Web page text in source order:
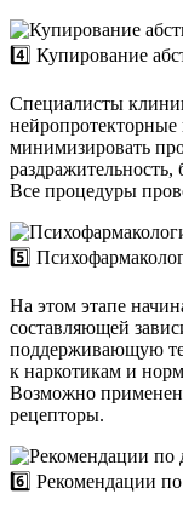
4️⃣ Купирование
Специалисты
минимизировать
Все процедуры
5️⃣
На этом этапе
составляющей
поддерживающую
к наркотикам и
Возможно
рецепторы.
6️⃣ Рекомендации